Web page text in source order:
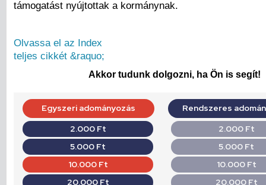
támogatást nyújtottak a kormánynak.
Olvassa el az Index
teljes cikkét &raquo;
Akkor tudunk dolgozni, ha Ön is segít!